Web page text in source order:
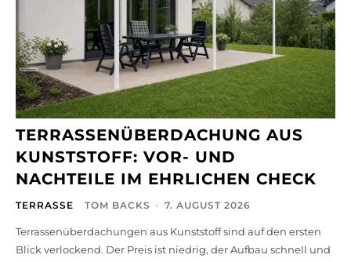
TERRASSENÜBERDACHUNG AUS
KUNSTSTOFF: VOR- UND
NACHTEILE IM EHRLICHEN CHECK
TERRASSE TOM BACKS - 7. AUGUST 2026
Terrassenüberdachungen aus Kunststoff sind auf den ersten
Blick verlockend. Der Preis ist niedrig, der Aufbau schnell und